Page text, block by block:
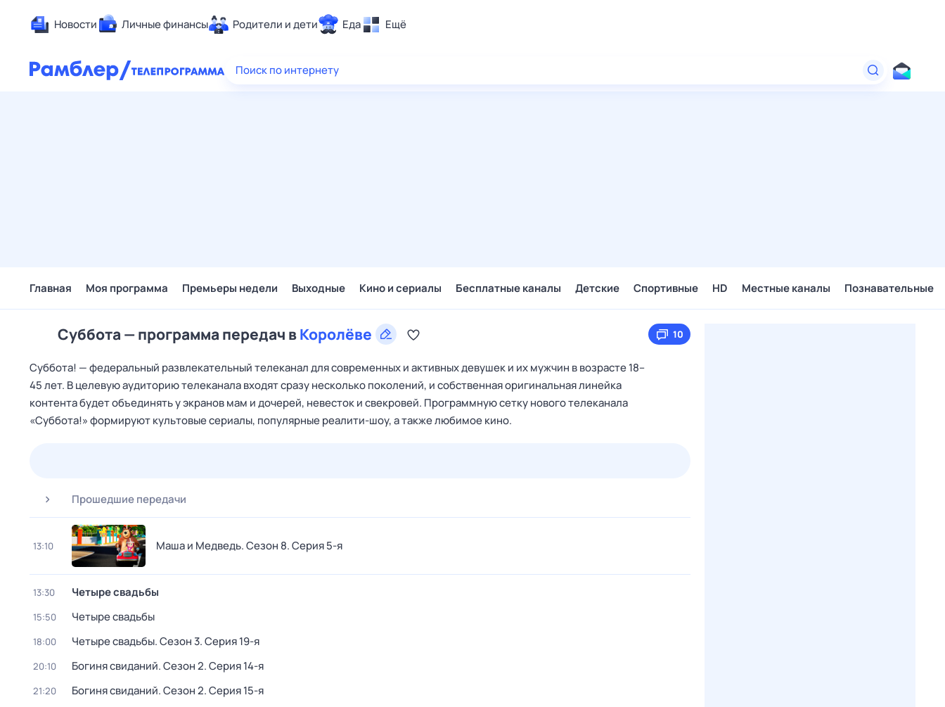
Новости Личные финансы Родители и дети Еда Ещё
Здоровье
Поиск по интернету
Главная Моя программа Премьеры недели Выходные Кино и сериалы Бесплатные каналы Детские Спортивные HD Местные каналы Познавательные
Суббота — программа передач вКоролёве 10
Cуббота! — федеральный развлекательный телеканал для современных и активных девушек и их мужчин в возрасте 18–
45 лет. В целевую аудиторию телеканала входят сразу несколько поколений, и собственная оригинальная линейка
контента будет объединять у экранов мам и дочерей, невесток и свекровей. Программную сетку нового телеканала
«Суббота!» формируют культовые сериалы, популярные реалити-шоу, а также любимое кино.
Прошедшие передачи
13:10 Маша и Медведь. Сезон 8. Серия 5-я
13:30 Четыре свадьбы
15:50 Четыре свадьбы
18:00 Четыре свадьбы. Сезон 3. Серия 19-я
20:10 Богиня свиданий. Сезон 2. Серия 14-я
21:20 Богиня свиданий. Сезон 2. Серия 15-я